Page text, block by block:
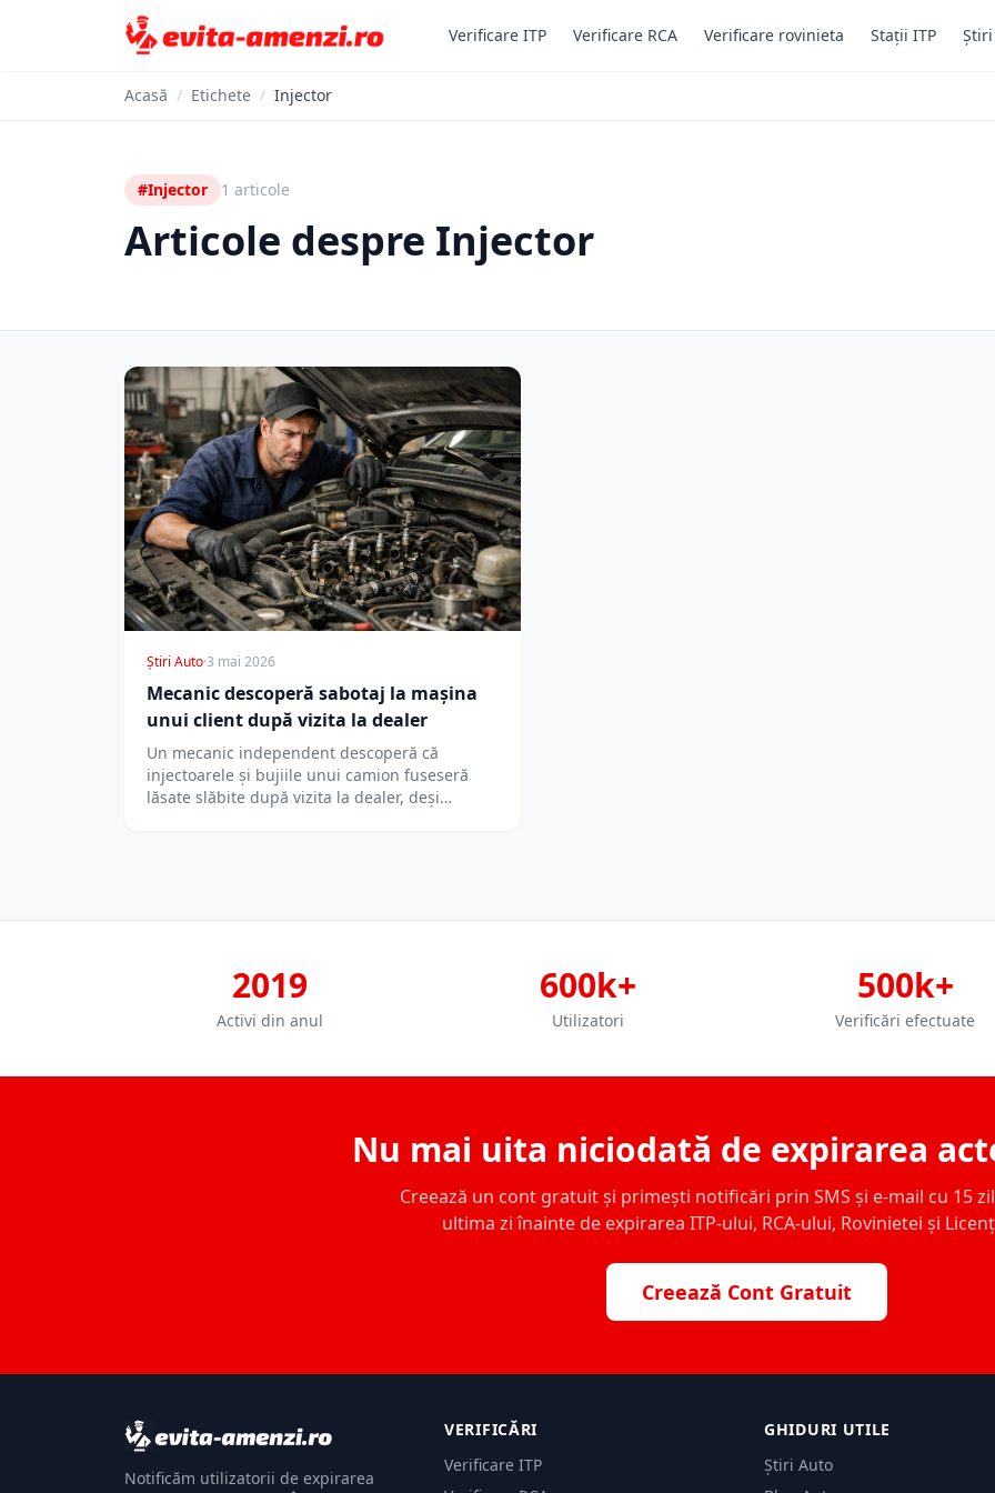
Verificare ITP Verificare RCA Verificare rovinieta Stații ITP
Acasă / Etichete / Injector
#Injector 1 articole
Articole despre Injector
Știri Auto·3 mai 2026
Mecanic descoperă sabotaj la mașina
unui client după vizita la dealer
Un mecanic independent descoperă că
injectoarele și bujiile unui camion fuseseră
lăsate slăbite după vizita la dealer, deși
2019
Activi din anul
600k+
Utilizatori
500k+
Verificări efectuate
Nu mai uita niciodată de expirarea
Creează un cont gratuit și primești notificări prin SMS și e-mail cu 15
ultima zi înainte de expirarea ITP-ului, RCA-ului, Rovinietei și
Creează Cont Gratuit
Notificăm utilizatorii de expirarea
VERIFICĂRI
Verificare ITP
GHIDURI UTILE
Știri Auto